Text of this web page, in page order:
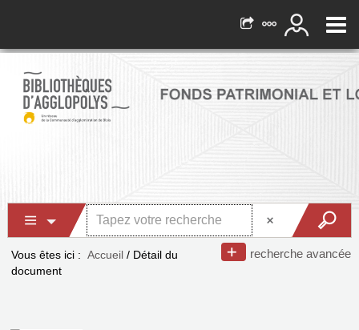
recherche avancée
Vous êtes ici : Accueil / Détail du
document